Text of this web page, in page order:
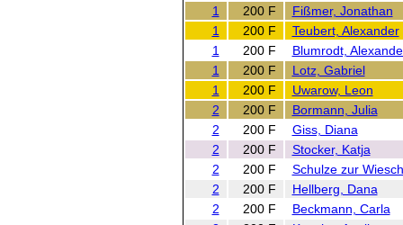
1
200 F
Fißmer, Jonathan
1
200 F
Teubert, Alexander
1
200 F
Blumrodt,
1
200 F
Lotz, Gabriel
1
200 F
Uwarow, Leon
2
200 F
Bormann, Julia
2
200 F
Giss, Diana
2
200 F
Stocker, Katja
2
200 F
Schulze zur
2
200 F
Hellberg, Dana
2
200 F
Beckmann, Carla